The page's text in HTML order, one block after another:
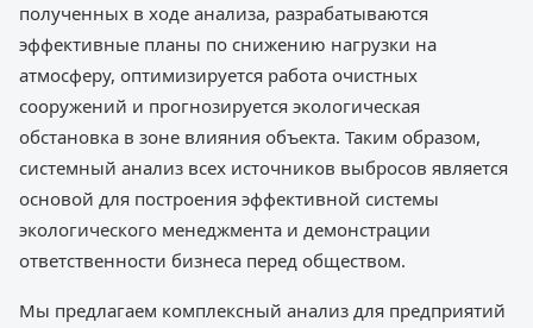
полученных в ходе анализа, разрабатываются
эффективные планы по снижению нагрузки на
атмосферу, оптимизируется работа очистных
сооружений и прогнозируется экологическая
обстановка в зоне влияния объекта. Таким образом,
системный анализ всех источников выбросов является
основой для построения эффективной системы
экологического менеджмента и демонстрации
ответственности бизнеса перед обществом.
Мы предлагаем комплексный анализ для предприятий